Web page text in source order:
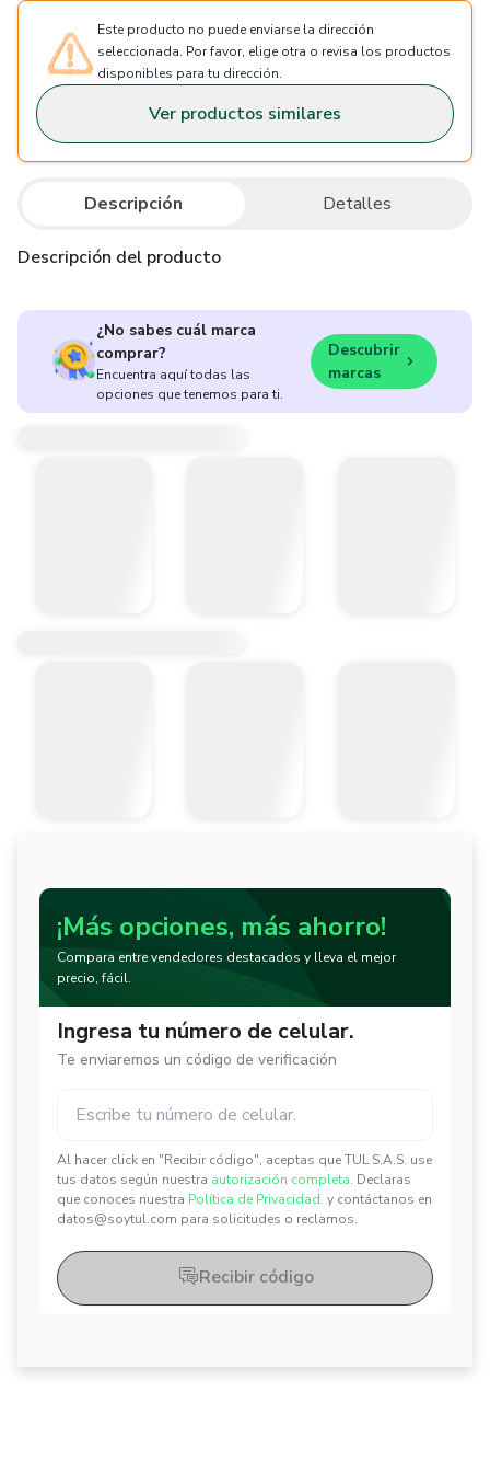
Este producto no puede enviarse la dirección
seleccionada. Por favor, elige otra o revisa los productos
disponibles para tu dirección.
Ver productos similares
Descripción Detalles
Descripción del producto
¿No sabes cuál marca
comprar?
Encuentra aquí todas las
opciones que tenemos para ti.
Descubrir
marcas
¡Más opciones, más ahorro!
Compara entre vendedores destacados y lleva el mejor
precio, fácil.
Ingresa tu número de celular.
Te enviaremos un código de verificación
Al hacer click en "Recibir código", aceptas que TUL S.A.S. use
tus datos según nuestra autorización completa. Declaras
que conoces nuestra Política de Privacidad. y contáctanos en
datos@soytul.com para solicitudes o reclamos.
✕
✕
Recibir código